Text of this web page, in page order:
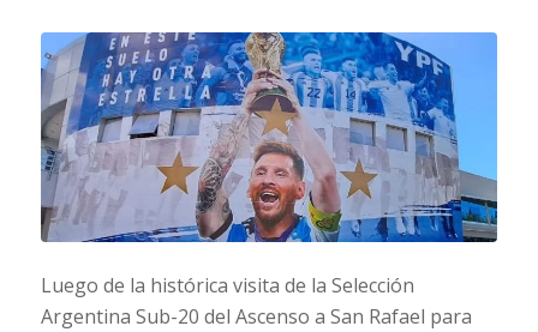
Luego de la histórica visita de la Selección
Argentina Sub-20 del Ascenso a San Rafael para